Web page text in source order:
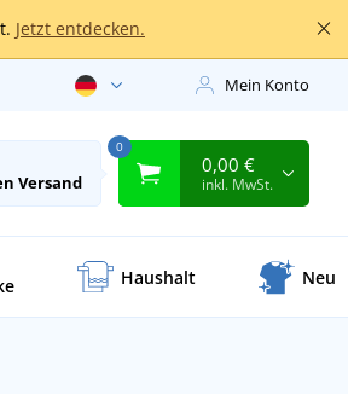
Jetzt entdecken.
Mein Konto
Versand
0
0,00 €
inkl. MwSt.
Haushalt Neu